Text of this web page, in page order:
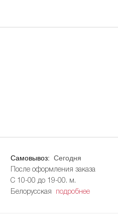
Самовывоз: Сегодня
После оформления заказа
С 10-00 до 19-00. м.
Белорусская
подробнее